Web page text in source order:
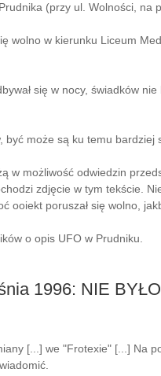
(przy ul. Wolności,
wolno w kierunku Liceum
się w nocy, świadków
może są ku temu
w możliwość odwiedzin
zdjęcie w tym tekście.
ooiekt poruszał się wolno,
o opis UFO w Prudniku.
1996: NIE
[...] we "Frotexie" [...] Na